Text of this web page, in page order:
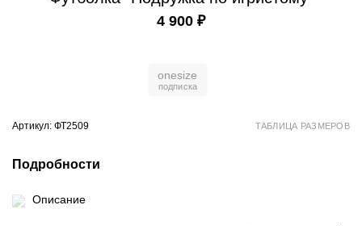
4 900 ₽
onesize
Артикул: ФТ2509 ТАБЛИЦА РАЗМЕРОВ
Подробности
Описание